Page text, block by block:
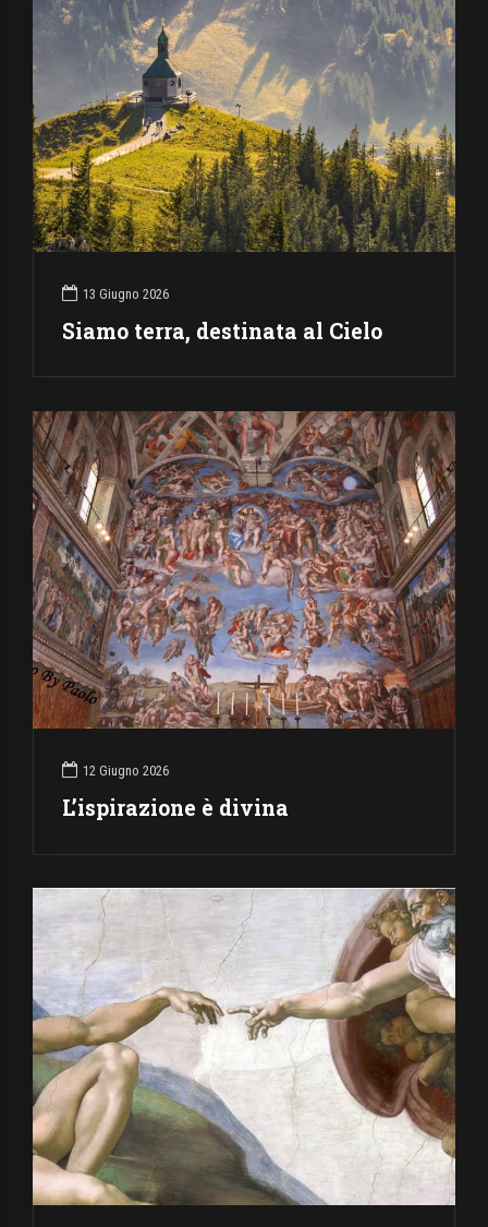
13 Giugno 2026
Siamo terra, destinata al Cielo
12 Giugno 2026
L’ispirazione è divina